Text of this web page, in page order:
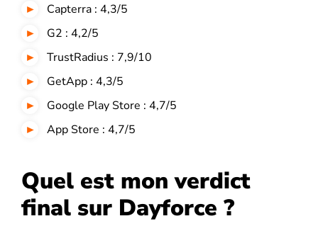
Capterra : 4,3/5
G2 : 4,2/5
TrustRadius : 7,9/10
GetApp : 4,3/5
Google Play Store : 4,7/5
App Store : 4,7/5
Quel est mon verdict
final sur Dayforce ?